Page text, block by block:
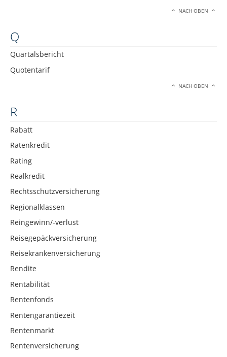
NACH OBEN
Q
Quartalsbericht
Quotentarif
NACH OBEN
R
Rabatt
Ratenkredit
Rating
Realkredit
Rechtsschutzversicherung
Regionalklassen
Reingewinn/-verlust
Reisegepäckversicherung
Reisekrankenversicherung
Rendite
Rentabilität
Rentenfonds
Rentengarantiezeit
Rentenmarkt
Rentenversicherung